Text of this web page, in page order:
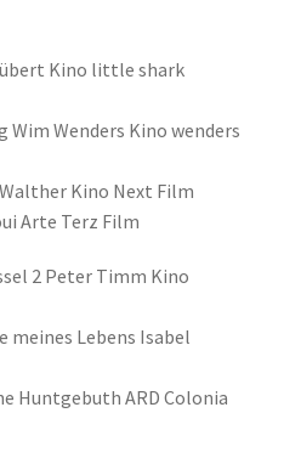
Kino little shark
Wim Wenders Kino wenders
Kino Next Film
Arte Terz Film
2 Peter Timm Kino
meines Lebens Isabel
Huntgebuth ARD Colonia